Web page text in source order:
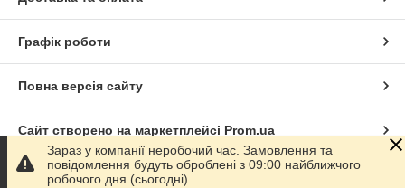
Графік роботи
Повна версія сайту
Сайт створено на маркетплейсі Prom.ua
Політика конфіденційності
Зараз у компанії неробочий час. Замовлення та
повідомлення будуть оброблені з 09:00 найближчого
робочого дня (сьогодні).